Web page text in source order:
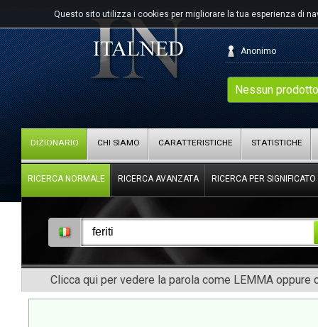
Questo sito utilizza i cookies per migliorare la tua esperienza di
Nessun
Anonimo
DIZIONARIO CHI SIAMO CARATTERISTICHE STATISTICHE
RICERCA NORMALE RICERCA AVANZATA RICERCA PER SIGNIFICATO
Clicca qui per vedere la parola come LEMMA oppure